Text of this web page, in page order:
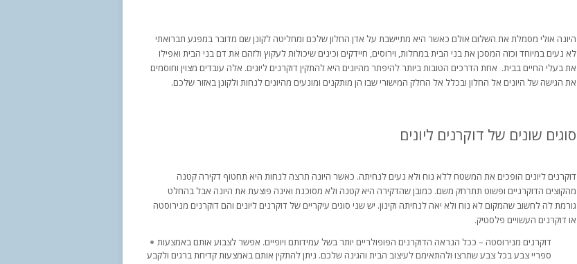
היונה אולי מסמלת את השלום אולם כאשר היא מתיישבת על אדן החלון שלכם ומחליטה לקונן שם מדובר במפגע תברואתי
לא נעים במיוחד וכזה המסכן את בני הבית במחלות, וירוסים, חיידקים וכינים שיכולות לעקוץ ולזהם את דם בני הבית ואפילו
את בעלי החיים בבית. אחת הדרכים הטובות ביותר להיפתר מהיונים היא להתקין דוקרנים ליונים. אלה עובדים מצוין וחוסמים
את הגישה של היונים אל החלון ובכלל אל החלק המישורי שבו הן מותקנים ומונעים מהיונים לנחות ולקונן באזור שלכם.
סוגים שונים של דוקרנים ליונים
דוקרנים ליונים הופכים את המשטח ללא נוח ולא נעים לנחיתה. כאשר היונה תרצה לנחות היא תחטוף דקירה קטנה
מהקוצים הדוקרניים ופשוט תתרחק משם. כמובן שהדקירה היא קטנה ולא מסוכנת ואינה פוצעת את היונה אבל בהחלט
גורמת לה לחשוב שהמקום לא נוח ולא יאה לנחיתה וקינון. יש שני סוגים עיקריים של דוקרנים ליונים והם דוקרנים מנירוסטה
או דוקרנים העשויים פלסטיק.
דוקרנים מנירוסטה – ככל הנראה הדוקרנים הפופולריים יותר בשל עמידותם ויופיים. אפשר לצבוע אותם באמצעות
ספריי צבע בכל צבע שתרצו ולהתאימם לעיצוב הבית והגינה שלכם. ניתן להתקין אותם באמצעות קדיחת ברגים ולקבע